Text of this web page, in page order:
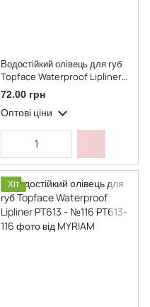
Водостійкий олівець для губ
Topface Waterproof Lipliner
PT613 - №118
72.00 грн
Оптові ціни
Хіт